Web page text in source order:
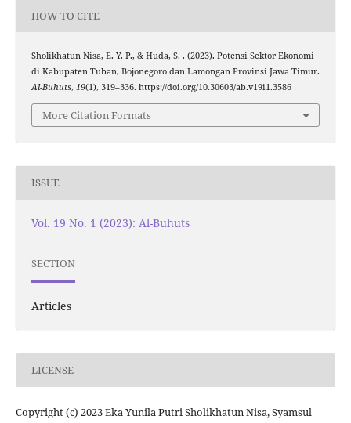
HOW TO CITE
Sholikhatun Nisa, E. Y. P., & Huda, S. . (2023). Potensi Sektor Ekonomi
di Kabupaten Tuban, Bojonegoro dan Lamongan Provinsi Jawa Timur.
Al-Buhuts, 19(1), 319–336. https://doi.org/10.30603/ab.v19i1.3586
More Citation Formats
ISSUE
Vol. 19 No. 1 (2023): Al-Buhuts
SECTION
Articles
LICENSE
Copyright (c) 2023 Eka Yunila Putri Sholikhatun Nisa, Syamsul